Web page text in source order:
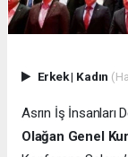
Erkek| Kadın
Asrın İş İnsanları
Olağan Genel